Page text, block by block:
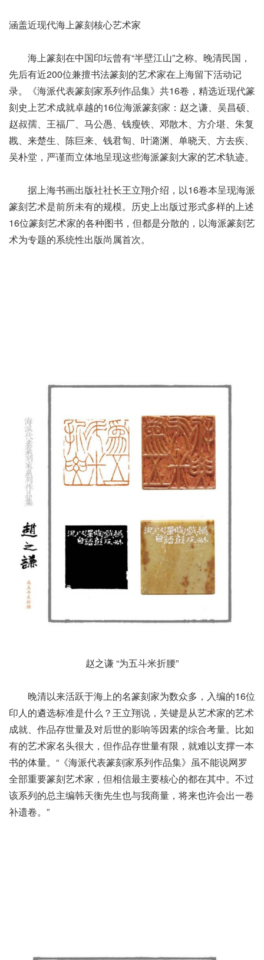
涵盖近现代海上篆刻核心艺术家
海上篆刻在中国印坛曾有“半壁江山”之称。晚清民国，
先后有近200位兼擅书法篆刻的艺术家在上海留下活动记
录。《海派代表篆刻家系列作品集》共16卷，精选近现代篆
刻史上艺术成就卓越的16位海派篆刻家：赵之谦、吴昌硕、
赵叔孺、王福厂、马公愚、钱瘦铁、邓散木、方介堪、朱复
戡、来楚生、陈巨来、钱君匋、叶潞渊、单晓天、方去疾、
吴朴堂，严谨而立体地呈现这些海派篆刻大家的艺术轨迹。
据上海书画出版社社长王立翔介绍，以16卷本呈现海派
篆刻艺术是前所未有的规模。历史上出版过形式多样的上述
16位篆刻艺术家的各种图书，但都是分散的，以海派篆刻艺
术为专题的系统性出版尚属首次。
赵之谦 “为五斗米折腰”
晚清以来活跃于海上的名篆刻家为数众多，入编的16位
印人的遴选标准是什么？王立翔说，关键是从艺术家的艺术
成就、作品存世量及对后世的影响等因素的综合考量。比如
有的艺术家名头很大，但作品存世量有限，就难以支撑一本
书的体量。“《海派代表篆刻家系列作品集》虽不能说网罗
全部重要篆刻艺术家，但相信最主要核心的都在其中。不过
该系列的总主编韩天衡先生也与我商量，将来也许会出一卷
补遗卷。”